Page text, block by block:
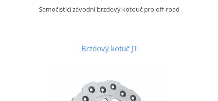
Samočistící závodní brzdový kotouč pro off-road
Brzdový kotúč JT